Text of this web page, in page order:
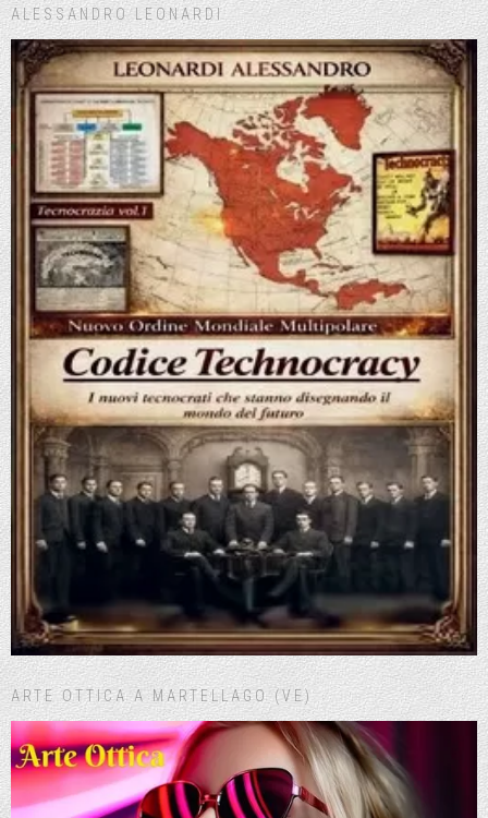
ALESSANDRO LEONARDI
ARTE OTTICA A MARTELLAGO (VE)